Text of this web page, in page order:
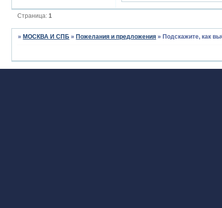
Страница:1
» МОСКВА И СПБ » Пожелания и предложения » Подскажите, как